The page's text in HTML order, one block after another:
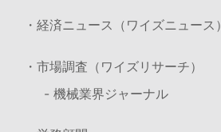
・経済ニュース（ワイズニュース）
・市場調査（ワイズリサーチ）
- 機械業界ジャーナル